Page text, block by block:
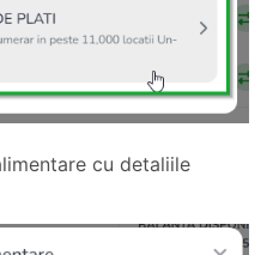
cu detaliile